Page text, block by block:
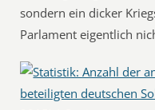
sondern ein dicker
Parlament eigentlich